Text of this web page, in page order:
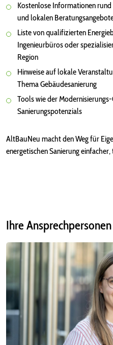
Kostenlose Informationen
und lokalen
Liste von qualifizierten
Ingenieurbüros oder
Region
Hinweise auf lokale
Thema Gebäudesanierung
Tools wie der
Sanierungspotenzials
AltBauNeu macht den Weg für
energetischen Sanierung
Ihre Ansprechpersonen